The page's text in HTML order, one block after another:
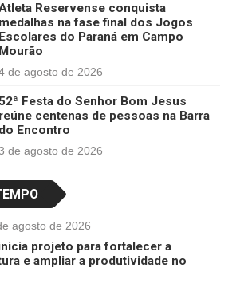
Reservense conquista
medalhas na fase final dos Jogos
Escolares do Paraná em Campo
Mourão
de agosto de 2026
Festa do Senhor Bom Jesus
reúne centenas de pessoas na Barra
do Encontro
de agosto de 2026
agosto de 2026
projeto para fortalecer a
e ampliar a produtividade no